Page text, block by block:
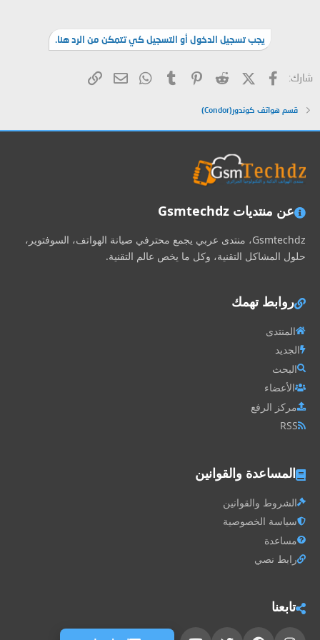
يجب تسجيل الدخول أو التسجيل كي تتمكن من الرد هنا.
شارك: فيسبوكX (Twitter)
Reddit
Pinterest
Tumblr
WhatsAppالبريد الإلكتروني
قسم هواتف كوندور(Condor)
عن منتديات Gsmtechdz
Gsmtechdz، منتدى عربي يجمع محترفي صيانة الهواتف، السوفتوير،
حلول المشاكل التقنية، وكل ما يخص عالم التقنية.
روابط تهمك
المنتدى
الجديد
البحث
الأعضاء
مركز الرفع
RSS
المساعدة والقوانين
الشروط والقوانين
سياسة الخصوصية
مساعدة
رابط نصي
تابعنا